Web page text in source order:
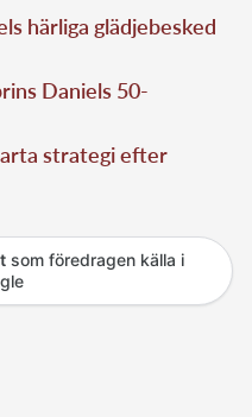
härliga glädjebesked
Daniels 50-
strategi efter
som föredragen källa i